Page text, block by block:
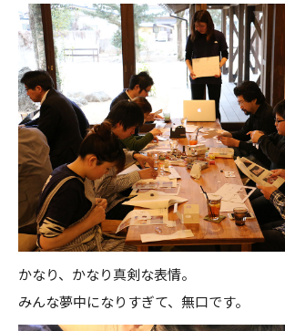
かなり、かなり真剣な表情。
みんな夢中になりすぎて、無口です。